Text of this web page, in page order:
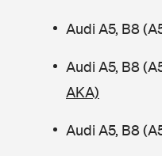
Audi A5, B8
Audi A5, B8
AKA)
Audi A5, B8